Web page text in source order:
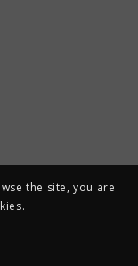
the site, you are